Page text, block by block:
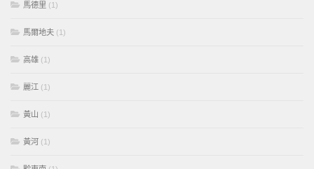
馬德里 (1)
馬爾地夫 (1)
高雄 (1)
麗江 (1)
黃山 (1)
黃河 (1)